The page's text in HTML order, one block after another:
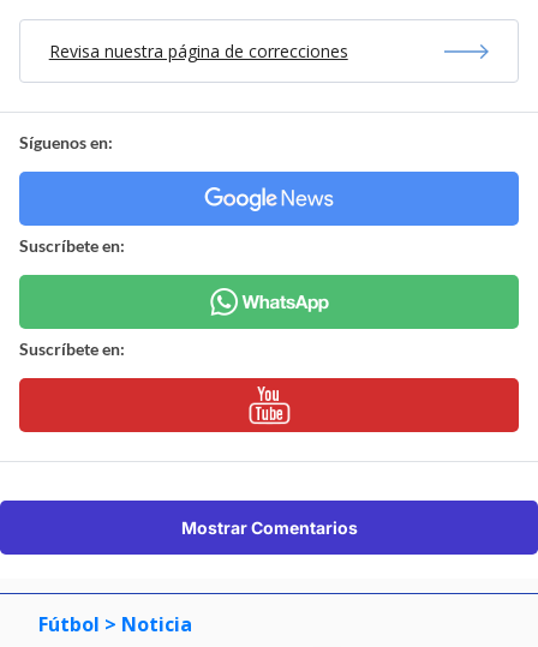
Revisa nuestra página de correcciones
Síguenos en:
Suscríbete en:
Suscríbete en:
Mostrar Comentarios
Fútbol > Noticia